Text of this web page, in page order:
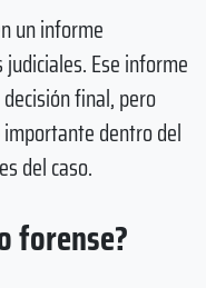
un informe
Ese informe
final, pero
dentro del
del caso.
forense?